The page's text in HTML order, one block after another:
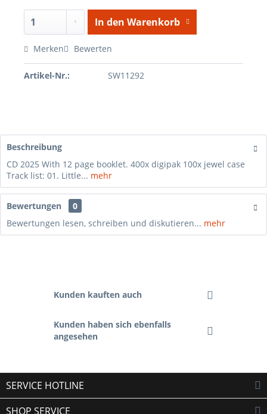
In den Warenkorb
Merken Bewerten
Artikel-Nr.: SW11292
Beschreibung
CD 2025 With 12 page booklet. 400x digipak 100x jewel case
Track list: 01. Little... mehr
Bewertungen
0
Bewertungen lesen, schreiben und diskutieren... mehr
Kunden kauften auch
Kunden haben sich ebenfalls
angesehen
SERVICE HOTLINE
SHOP SERVICE